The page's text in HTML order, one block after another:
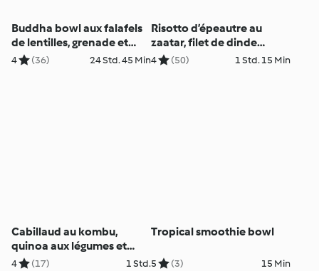
Buddha bowl aux falafels
de lentilles, grenade et
légumes variés
4 (36) 24 Std. 45 Min
Risotto d’épeautre au
zaatar, filet de dinde
mariné à l’ail, citron et
4 (50) 1 Std. 15 Min
Cabillaud au kombu,
quinoa aux légumes et
sauce citronnée
4 (17) 1 Std.
Tropical smoothie bowl
5 (3) 15 Min